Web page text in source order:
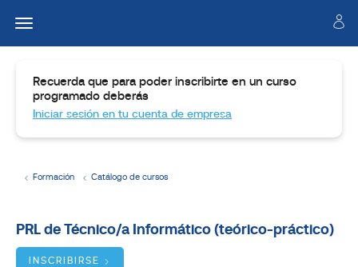
Formación Catálogo de cursos
Dirigido
Recuerda que para poder inscribirte en un curso
programado deberás
Iniciar sesión en tu cuenta de empresa
PRL de Técnico/a Informático (teórico-práctico)
INSCRIBIRSE